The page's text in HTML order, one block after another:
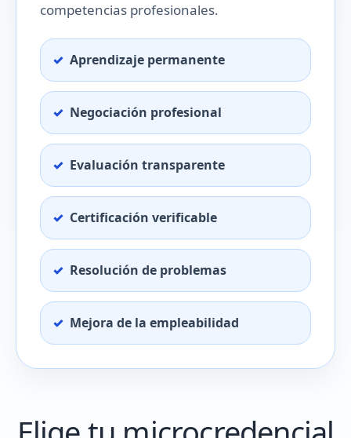
competencias profesionales.
Aprendizaje permanente
Negociación profesional
Evaluación transparente
Certificación verificable
Resolución de problemas
Mejora de la empleabilidad